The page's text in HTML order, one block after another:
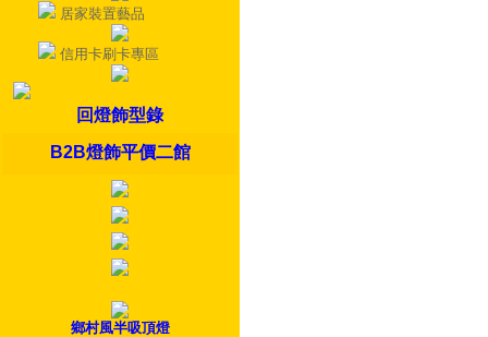
居家裝置藝品
信用卡刷卡專區
回燈飾型錄
B2B燈飾平價二館
鄉村風半吸頂燈